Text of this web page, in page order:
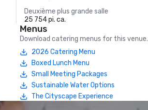
Deuxième plus grande salle
25 754 pi. ca.
Menus
Download catering menus for this venue.
2026 Catering Menu
Boxed Lunch Menu
Small Meeting Packages
Sustainable Water Options
The Cityscape Experience